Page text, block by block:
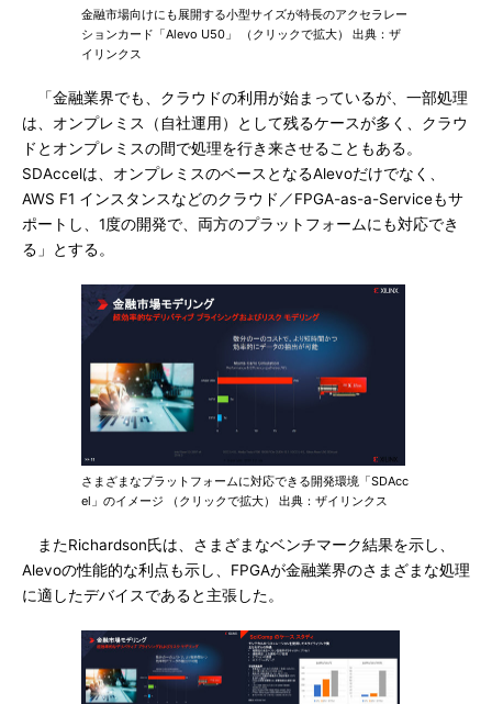
金融市場向けにも展開する小型サイズが特長のアクセラレー
ションカード「Alevo U50」 （クリックで拡大） 出典：ザ
イリンクス
「金融業界でも、クラウドの利用が始まっているが、一部処理
は、オンプレミス（自社運用）として残るケースが多く、クラウ
ドとオンプレミスの間で処理を行き来させることもある。
SDAccelは、オンプレミスのベースとなるAlevoだけでなく、
AWS F1 インスタンスなどのクラウド／FPGA-as-a-Serviceもサ
ポートし、1度の開発で、両方のプラットフォームにも対応でき
る」とする。
さまざまなプラットフォームに対応できる開発環境「SDAcc
el」のイメージ （クリックで拡大） 出典：ザイリンクス
またRichardson氏は、さまざまなベンチマーク結果を示し、
Alevoの性能的な利点も示し、FPGAが金融業界のさまざまな処理
に適したデバイスであると主張した。